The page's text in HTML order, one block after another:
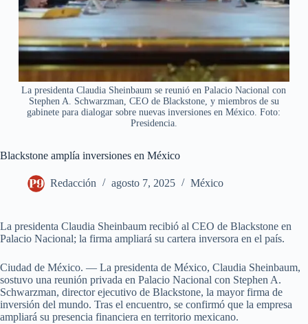
La presidenta Claudia Sheinbaum se reunió en Palacio Nacional con
Stephen A. Schwarzman, CEO de Blackstone, y miembros de su
gabinete para dialogar sobre nuevas inversiones en México. Foto:
Presidencia.
Blackstone amplía inversiones en México
Redacción agosto 7, 2025 México
La presidenta Claudia Sheinbaum recibió al CEO de Blackstone en
Palacio Nacional; la firma ampliará su cartera inversora en el país.
Ciudad de México. — La presidenta de México, Claudia Sheinbaum,
sostuvo una reunión privada en Palacio Nacional con Stephen A.
Schwarzman, director ejecutivo de Blackstone, la mayor firma de
inversión del mundo. Tras el encuentro, se confirmó que la empresa
ampliará su presencia financiera en territorio mexicano.